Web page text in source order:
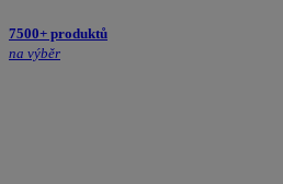
7500+ produktů
na výběr